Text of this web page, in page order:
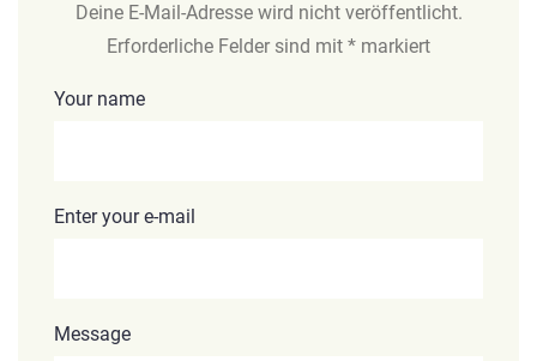
Deine E-Mail-Adresse wird nicht veröffentlicht.
Erforderliche Felder sind mit * markiert
Your name
Enter your e-mail
Message